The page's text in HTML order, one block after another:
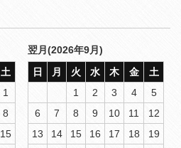
土
1
8
15
翌月(2026年9月)
日
月 火 水 木 金
土
1
2 3 4
5
6
7 8 9 10 11
12
13
14 15 16 17 18
19